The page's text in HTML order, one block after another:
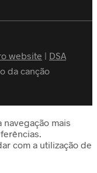
website | DSA
da canção
mais
com a utilização de